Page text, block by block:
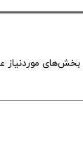
بخش‌های موردنیاز